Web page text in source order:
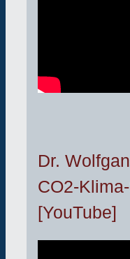
Dr.
CO2-
[YouTube]